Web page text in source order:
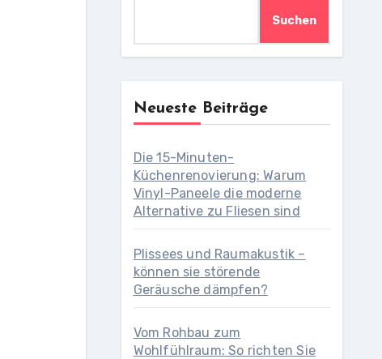
Suchen
Neueste Beiträge
Die 15-Minuten-
Küchenrenovierung: Warum
Vinyl-Paneele die moderne
Alternative zu Fliesen sind
Plissees und Raumakustik –
können sie störende
Geräusche dämpfen?
Vom Rohbau zum
Wohlfühlraum: So richten Sie